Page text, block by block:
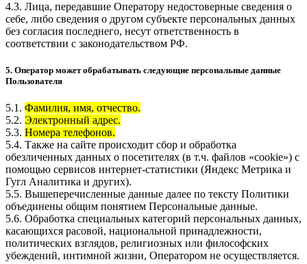
4.3. Лица, передавшие Оператору недостоверные сведения о
себе, либо сведения о другом субъекте персональных данных
без согласия последнего, несут ответственность в
соответствии с законодательством РФ.
5. Оператор может обрабатывать следующие персональные данные
Пользователя
5.1. Фамилия, имя, отчество.
5.2. Электронный адрес.
5.3. Номера телефонов.
5.4. Также на сайте происходит сбор и обработка
обезличенных данных о посетителях (в т.ч. файлов «cookie») с
помощью сервисов интернет-статистики (Яндекс Метрика и
Гугл Аналитика и других).
5.5. Вышеперечисленные данные далее по тексту Политики
объединены общим понятием Персональные данные.
5.6. Обработка специальных категорий персональных данных,
касающихся расовой, национальной принадлежности,
политических взглядов, религиозных или философских
убеждений, интимной жизни, Оператором не осуществляется.